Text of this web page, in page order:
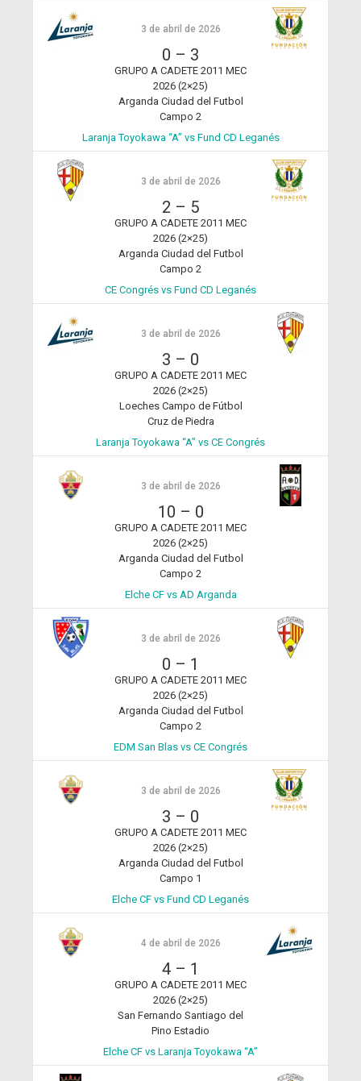
3 de abril de 2026
0 – 3
GRUPO A CADETE 2011 MEC
2026 (2×25)
Arganda Ciudad del Futbol
Campo 2
Laranja Toyokawa “A” vs Fund CD Leganés
3 de abril de 2026
2 – 5
GRUPO A CADETE 2011 MEC
2026 (2×25)
Arganda Ciudad del Futbol
Campo 2
CE Congrés vs Fund CD Leganés
3 de abril de 2026
3 – 0
GRUPO A CADETE 2011 MEC
2026 (2×25)
Loeches Campo de Fútbol
Cruz de Piedra
Laranja Toyokawa “A” vs CE Congrés
3 de abril de 2026
10 – 0
GRUPO A CADETE 2011 MEC
2026 (2×25)
Arganda Ciudad del Futbol
Campo 2
Elche CF vs AD Arganda
3 de abril de 2026
0 – 1
GRUPO A CADETE 2011 MEC
2026 (2×25)
Arganda Ciudad del Futbol
Campo 2
EDM San Blas vs CE Congrés
3 de abril de 2026
3 – 0
GRUPO A CADETE 2011 MEC
2026 (2×25)
Arganda Ciudad del Futbol
Campo 1
Elche CF vs Fund CD Leganés
4 de abril de 2026
4 – 1
GRUPO A CADETE 2011 MEC
2026 (2×25)
San Fernando Santiago del
Pino Estadio
Elche CF vs Laranja Toyokawa “A”